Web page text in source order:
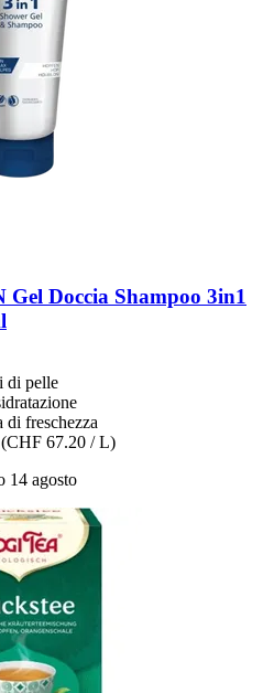
Gel Doccia Shampoo 3in1
di pelle
di freschezza
(CHF 67.20 / L)
14 agosto